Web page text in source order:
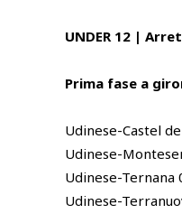
UNDER 12 |
Prima fase a
Udinese-Castel
Udinese-
Udinese-Ternana
Udinese-